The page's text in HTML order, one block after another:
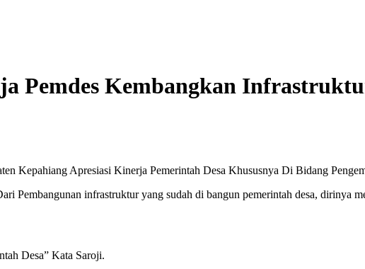
Pemdes Kembangkan
Kepahiang Apresiasi Kinerja Pemerintah Desa Khususnya Di Bidang
Pembangunan infrastruktur yang sudah di bangun pemerintah desa, dirinya
Desa” Kata Saroji.